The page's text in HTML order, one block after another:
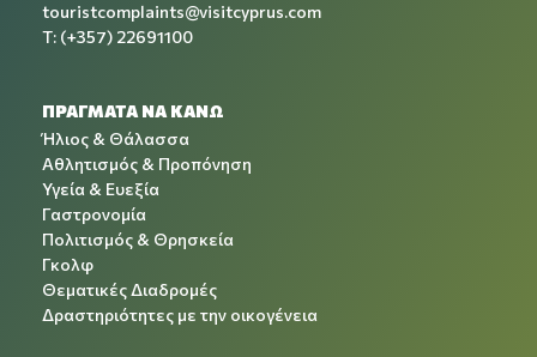
touristcomplaints@visitcyprus.com
T: (+357) 22691100
ΠΡΑΓΜΑΤΑ ΝΑ ΚΑΝΩ
Ήλιος & Θάλασσα
Αθλητισμός & Προπόνηση
Υγεία & Ευεξία
Γαστρονομία
Πολιτισμός & Θρησκεία
Γκολφ
Θεματικές Διαδρομές
Δραστηριότητες με την οικογένεια